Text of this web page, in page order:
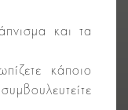
και τα
κάποιο